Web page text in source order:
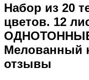
Набор из 20
цветов. 12
Мелованный
отзывы